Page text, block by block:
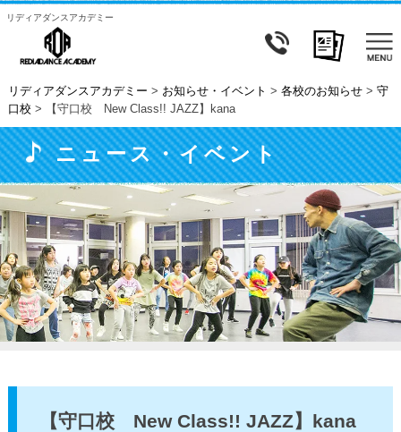
リディアダンスアカデミー
リディアダンスアカデミー > お知らせ・イベント > 各校のお知らせ> 守
口校 > 【守口校 New Class!! JAZZ】kana
ニュース・イベント
【守口校 New Class!! JAZZ】kana